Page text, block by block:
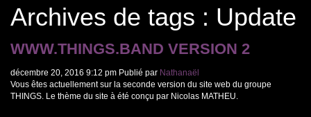
Archives de tags : Update
WWW.THINGS.BAND VERSION 2
décembre 20, 2016 9:12 pm Publié par Nathanaël
Vous êtes actuellement sur la seconde version du site web du groupe
THINGS. Le thème du site à été conçu par Nicolas MATHEU.